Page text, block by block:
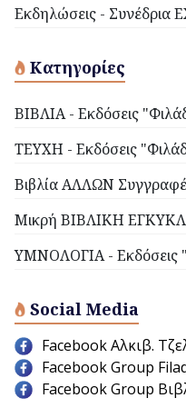
Εκδηλώσεις - Συνέδρια
Κατηγορίες
ΒΙΒΛΙΑ - Εκδόσεις
ΤΕΥΧΗ - Εκδόσεις
Βιβλία ΑΛΛΩΝ
Μικρή ΒΙΒΛΙΚΗ
ΥΜΝΟΛΟΓΙΑ - Εκδόσεις
Social Media
Facebook Αλκιβ.
Facebook Group
Facebook Group